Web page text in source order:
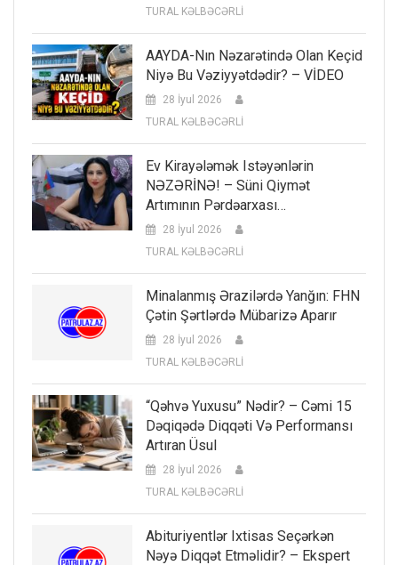
TURAL KƏLBƏCƏRLİ
AAYDA-Nın Nəzarətində Olan Keçid
Niyə Bu Vəziyyətdədir? – VİDEO
28 İyul 2026
TURAL KƏLBƏCƏRLİ
Ev Kirayələmək Istəyənlərin
NƏZƏRİNƏ! – Süni Qiymət
Artımının Pərdəarxası…
28 İyul 2026
TURAL KƏLBƏCƏRLİ
Minalanmış Ərazilərdə Yanğın: FHN
Çətin Şərtlərdə Mübarizə Aparır
28 İyul 2026
TURAL KƏLBƏCƏRLİ
“Qəhvə Yuxusu” Nədir? – Cəmi 15
Dəqiqədə Diqqəti Və Performansı
Artıran Üsul
28 İyul 2026
TURAL KƏLBƏCƏRLİ
Abituriyentlər Ixtisas Seçərkən
Nəyə Diqqət Etməlidir? – Ekspert